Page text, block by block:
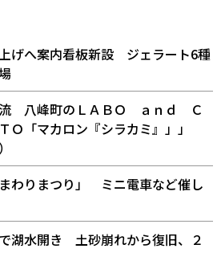
げへ案内看板新設 ジェラート6種
流 八峰町のＬＡＢＯ ａｎｄ Ｃ
Ｏ「マカロン『シラカミ』」」
わりまつり」 ミニ電車など催し
湖水開き 土砂崩れから復旧、２